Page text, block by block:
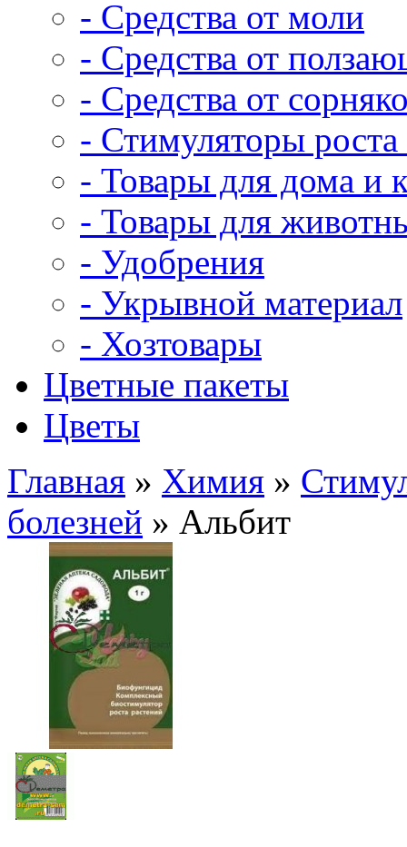
- Средства от моли
- Средства от
- Средства от
- Стимуляторы роста
- Товары для дома и
- Товары для
- Удобрения
- Укрывной материал
- Хозтовары
Цветные пакеты
Цветы
Главная » Химия »
болезней » Альбит